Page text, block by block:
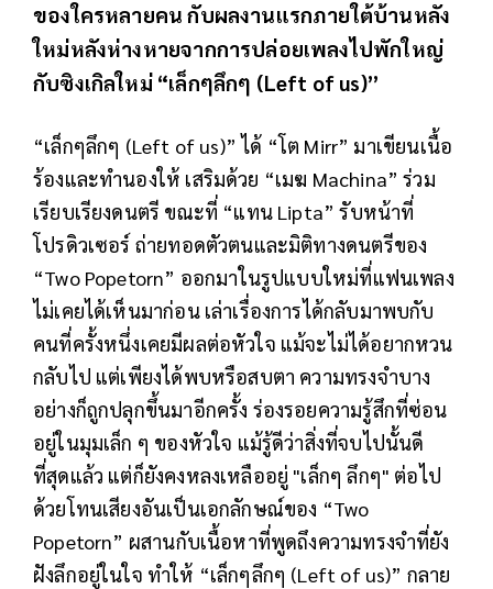
ของใครหลายคน กับผลงานแรกภายใต้บ้านหลัง
ใหม่หลังห่างหายจากการปล่อยเพลงไปพักใหญ่
กับซิงเกิลใหม่ “เล็กๆลึกๆ (Left of us)”
“เล็กๆลึกๆ (Left of us)” ได้ “โต Mirr” มาเขียนเนื้อ
ร้องและทำนองให้ เสริมด้วย “เมฆ Machina” ร่วม
เรียบเรียงดนตรี ขณะที่ “แทน Lipta” รับหน้าที่
โปรดิวเซอร์ ถ่ายทอดตัวตนและมิติทางดนตรีของ
“Two Popetorn” ออกมาในรูปแบบใหม่ที่แฟนเพลง
ไม่เคยได้เห็นมาก่อน เล่าเรื่องการได้กลับมาพบกับ
คนที่ครั้งหนึ่งเคยมีผลต่อหัวใจ แม้จะไม่ได้อยากหวน
กลับไป แต่เพียงได้พบหรือสบตา ความทรงจำบาง
อย่างก็ถูกปลุกขึ้นมาอีกครั้ง ร่องรอยความรู้สึกที่ซ่อน
อยู่ในมุมเล็ก ๆ ของหัวใจ แม้รู้ดีว่าสิ่งที่จบไปนั้นดี
ที่สุดแล้ว แต่ก็ยังคงหลงเหลืออยู่ "เล็กๆ ลึกๆ" ต่อไป
ด้วยโทนเสียงอันเป็นเอกลักษณ์ของ “Two
Popetorn” ผสานกับเนื้อหาที่พูดถึงความทรงจำที่ยัง
ฝังลึกอยู่ในใจ ทำให้ “เล็กๆลึกๆ (Left of us)” กลาย